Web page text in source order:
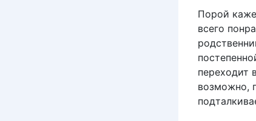
Порой
всего
переходит
возможно,